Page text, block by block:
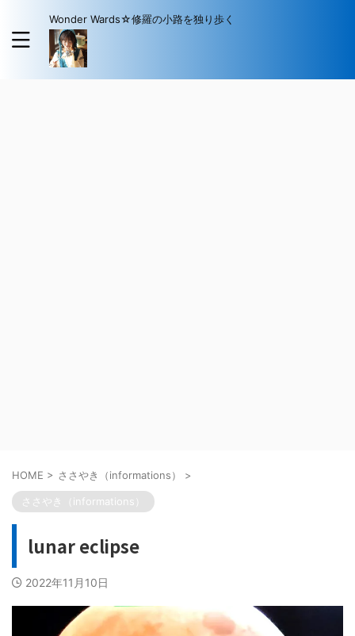
Wonder Wards☆修羅の小路を独り歩く
HOME > ささやき（informations） >
ささやき（informations）
lunar eclipse
2022年11月10日